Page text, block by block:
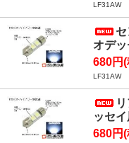
LF31AW
オデ
680円
LF31AW
ッセ
680円